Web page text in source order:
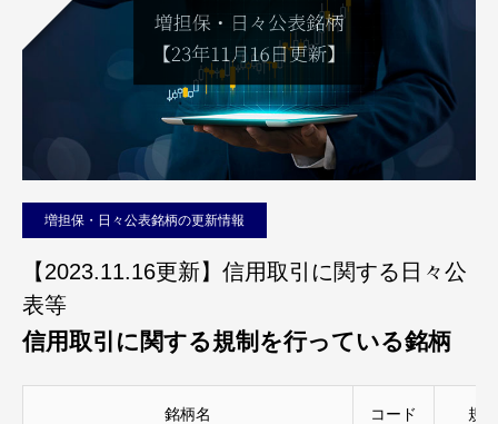
増担保・日々公表銘柄の更新情報
【2023.11.16更新】信用取引に関する日々公
表等
信用取引に関する規制を行っている銘柄
銘柄名 コード 規